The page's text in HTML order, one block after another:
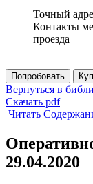
Точный
Контакты
проезда
Попробовать
Вернуться в
Скачать pdf
Читать
29.04.2020